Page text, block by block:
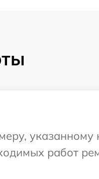
указанному
работ